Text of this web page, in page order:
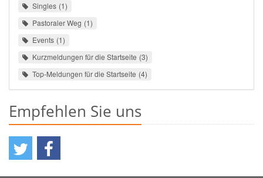
Singles 1
Pastoraler Weg 1
Events 1
Kurzmeldungen für die Startseite 3
Top-Meldungen für die Startseite 4
Empfehlen Sie uns